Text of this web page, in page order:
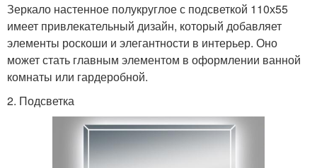
Зеркало настенное полукруглое с подсветкой 110х55
имеет привлекательный дизайн, который добавляет
элементы роскоши и элегантности в интерьер. Оно
может стать главным элементом в оформлении ванной
комнаты или гардеробной.
2. Подсветка